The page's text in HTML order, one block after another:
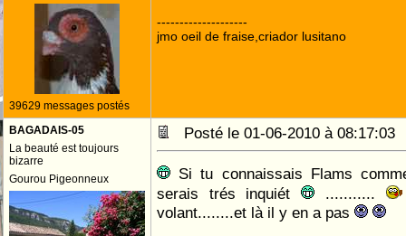
39629 messages postés
--------------------
jmo oeil de fraise,criador lusitano
BAGADAIS-05
La beauté est toujours
bizarre
Gourou Pigeonneux
Posté le 01-06-2010 à
Si tu connaissais Flams
serais trés inquiét
...........
volant........et là il y en a pas